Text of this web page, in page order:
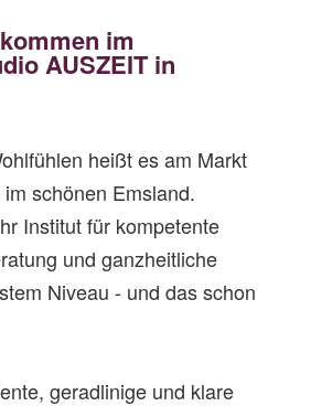
im
AUSZEIT in
heißt es am Markt
schönen Emsland.
Institut für kompetente
und ganzheitliche
Niveau - und das schon
geradlinige und klare